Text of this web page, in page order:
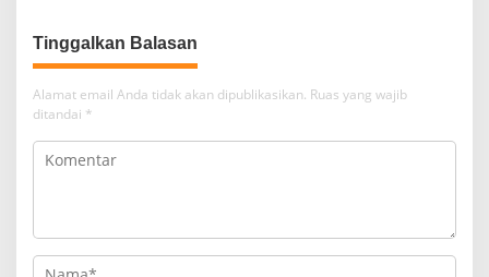
Tinggalkan Balasan
Alamat email Anda tidak akan dipublikasikan. Ruas yang wajib
ditandai *